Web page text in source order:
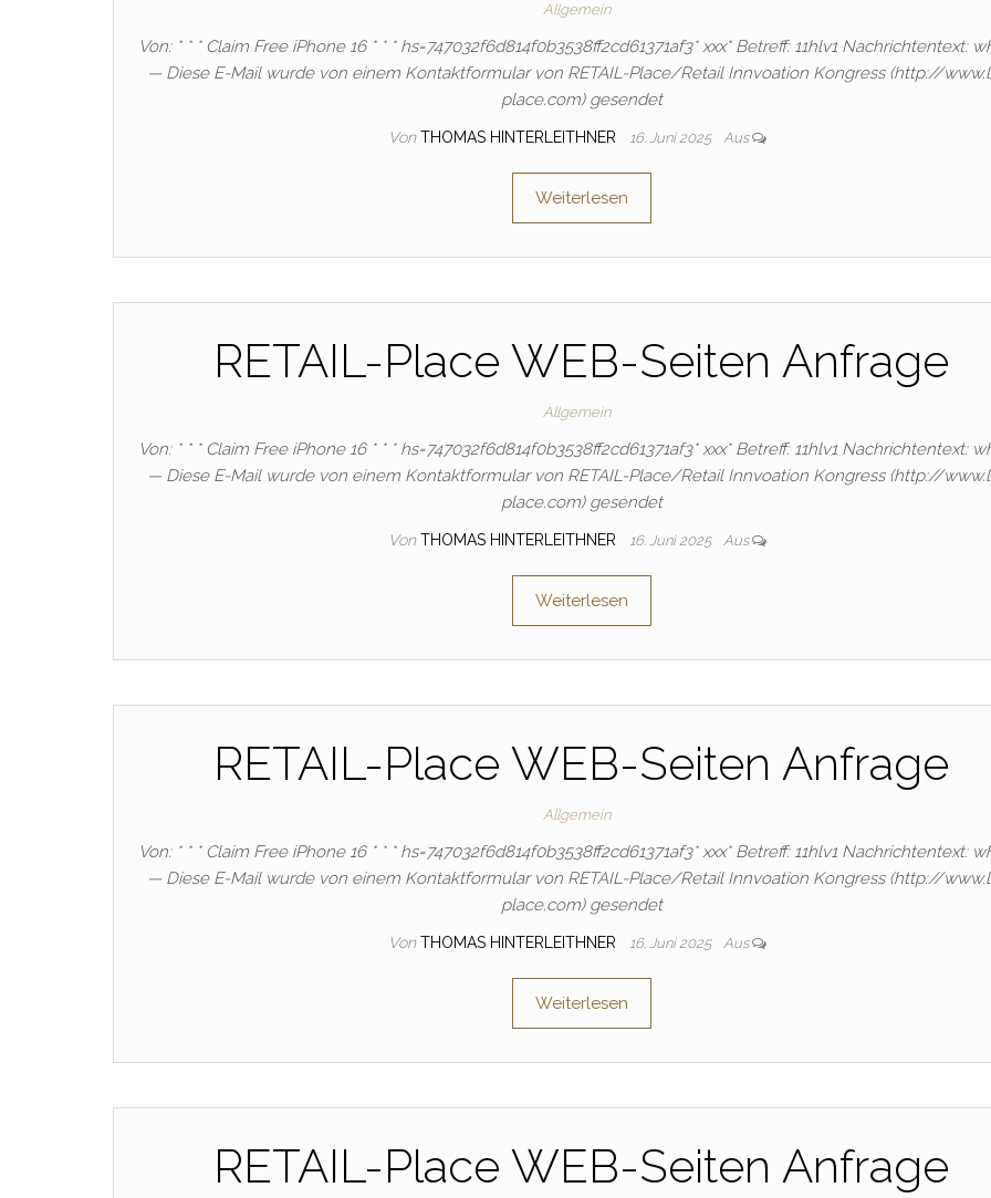
Allgemein
Von: * * * Claim Free iPhone 16 * * * hs=747032f6d814f0b3538ff2cd61371af3* ххх* Betreff: 11hlv1 Nachrichtentext:
— Diese E-Mail wurde von einem Kontaktformular von RETAIL-Place/Retail Innvoation Kongress (http://
place.com) gesendet
Von THOMAS HINTERLEITHNER 16. Juni 2025 Aus
Weiterlesen
RETAIL-Place WEB-Seiten Anfrage
Allgemein
Von: * * * Claim Free iPhone 16 * * * hs=747032f6d814f0b3538ff2cd61371af3* ххх* Betreff: 11hlv1 Nachrichtentext:
— Diese E-Mail wurde von einem Kontaktformular von RETAIL-Place/Retail Innvoation Kongress (http://
place.com) gesendet
Von THOMAS HINTERLEITHNER 16. Juni 2025 Aus
Weiterlesen
RETAIL-Place WEB-Seiten Anfrage
Allgemein
Von: * * * Claim Free iPhone 16 * * * hs=747032f6d814f0b3538ff2cd61371af3* ххх* Betreff: 11hlv1 Nachrichtentext:
— Diese E-Mail wurde von einem Kontaktformular von RETAIL-Place/Retail Innvoation Kongress (http://
place.com) gesendet
Von THOMAS HINTERLEITHNER 16. Juni 2025 Aus
Weiterlesen
RETAIL-Place WEB-Seiten Anfrage